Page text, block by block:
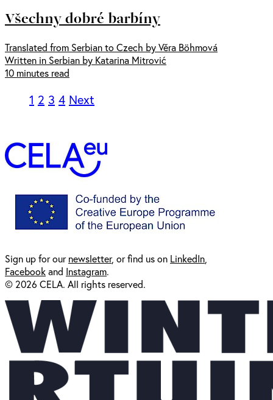
Všechny dobré barbíny
Translated from Serbian to Czech by Věra Böhmová
Written in Serbian by Katarina Mitrović
10 minutes read
1 2 3 4 Next
Sign up for ournewsletter, or find us on LinkedIn
Facebookand Instagram.
© 2026 CELA. All rights reserved.